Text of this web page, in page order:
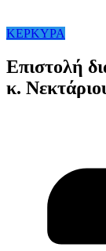
ΚΕΡΚΥΡΑ
Επιστολή
κ.